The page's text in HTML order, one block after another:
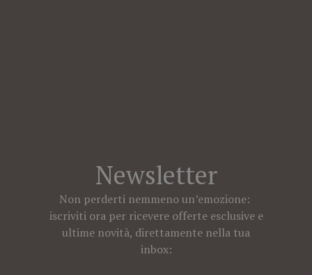
Newsletter
Non perderti nemmeno un’emozione:
iscriviti ora per ricevere offerte esclusive e
ultime novità, direttamente nella tua
inbox: